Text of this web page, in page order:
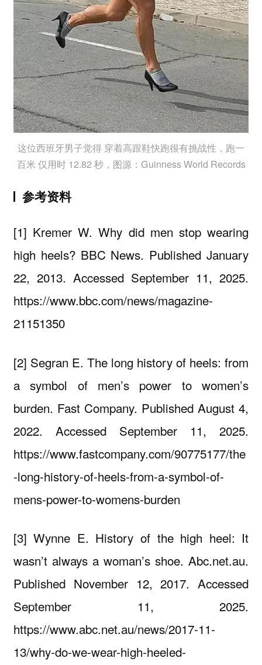
这位西班牙男子觉得 穿着高跟鞋快跑很有挑战性，跑一
百米 仅用时 12.82 秒，图源：Guinness World Records
参考资料
[1] Kremer W. Why did men stop wearing
high heels? BBC News. Published January
22, 2013. Accessed September 11, 2025.
https://www.bbc.com/news/magazine-
21151350
[2] Segran E. The long history of heels: from
a symbol of men’s power to women’s
burden. Fast Company. Published August 4,
2022. Accessed September 11, 2025.
https://www.fastcompany.com/90775177/the
-long-history-of-heels-from-a-symbol-of-
mens-power-to-womens-burden
[3] Wynne E. History of the high heel: It
wasn’t always a woman’s shoe. Abc.net.au.
Published November 12, 2017. Accessed
September 11, 2025.
https://www.abc.net.au/news/2017-11-
13/why-do-we-wear-high-heeled-